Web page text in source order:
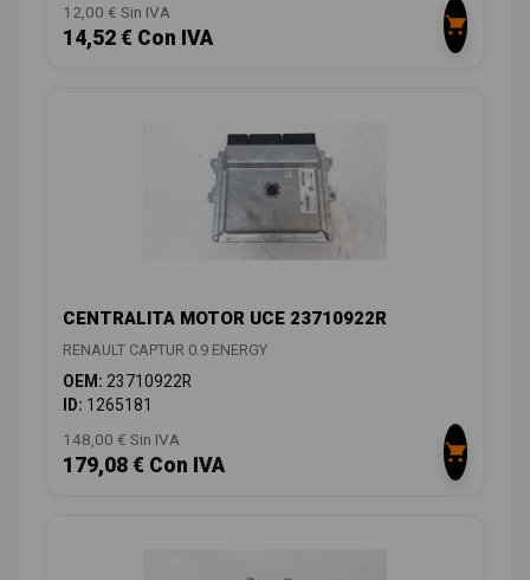
12,00 € Sin IVA
14,52 € Con IVA
CENTRALITA MOTOR UCE 23710922R
RENAULT CAPTUR 0.9 ENERGY
OEM: 23710922R
ID: 1265181
148,00 € Sin IVA
179,08 € Con IVA